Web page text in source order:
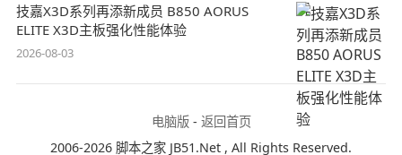
技嘉X3D系列再添新成员 B850 AORUS
ELITE X3D主板强化性能体验
2026-08-03
电脑版- 返回首页
2006-2026 脚本之家 JB51.Net , All Rights Reserved.